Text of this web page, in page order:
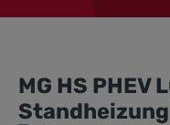
MG HS PHEV